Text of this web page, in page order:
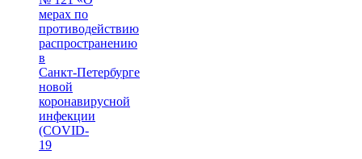
мерах по
противодействию
распространению
в
Санкт‑Петербурге
новой
коронавирусной
инфекции
(COVID-
19